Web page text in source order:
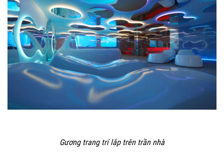
Gương trang trí lắp trên trần nhà